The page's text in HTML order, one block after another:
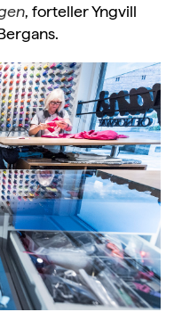
, forteller Yngvill